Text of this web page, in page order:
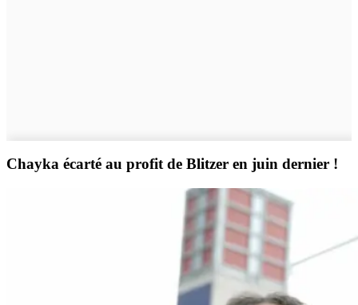
Chayka écarté au profit de Blitzer en juin dernier !